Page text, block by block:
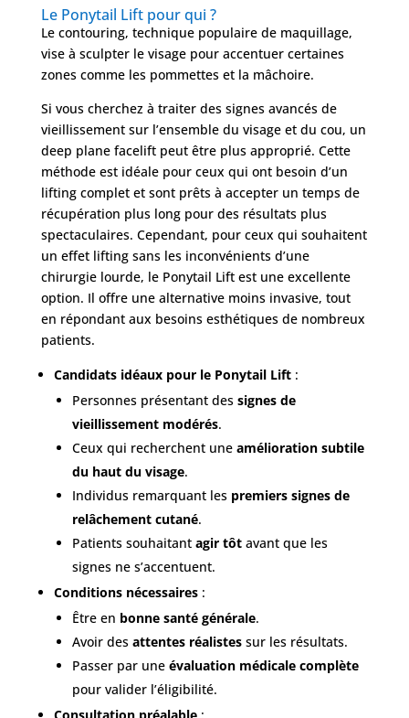
Le Ponytail Lift pour qui ?
Le contouring, technique populaire de maquillage,
vise à sculpter le visage pour accentuer certaines
zones comme les pommettes et la mâchoire.
Si vous cherchez à traiter des signes avancés de
vieillissement sur l’ensemble du visage et du cou, un
deep plane facelift peut être plus approprié. Cette
méthode est idéale pour ceux qui ont besoin d’un
lifting complet et sont prêts à accepter un temps de
récupération plus long pour des résultats plus
spectaculaires. Cependant, pour ceux qui souhaitent
un effet lifting sans les inconvénients d’une
chirurgie lourde, le Ponytail Lift est une excellente
option. Il offre une alternative moins invasive, tout
en répondant aux besoins esthétiques de nombreux
patients.
Candidats idéaux pour le Ponytail Lift:
Personnes présentant des signes de
vieillissement modérés.
Ceux qui recherchent une amélioration subtile
du haut du visage.
Individus remarquant les premiers signes de
relâchement cutané.
Patients souhaitant agir tôtavant que les
signes ne s’accentuent.
Conditions nécessaires:
Être en bonne santé générale.
Avoir des attentes réalistessur les résultats.
Passer par une évaluation médicale complète
pour valider l’éligibilité.
Consultation préalable: